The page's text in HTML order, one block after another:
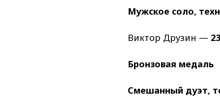
Мужское соло,
Виктор Друзин —
Бронзовая медаль
Смешанный дуэт,